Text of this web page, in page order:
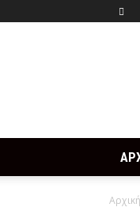
Αρχική